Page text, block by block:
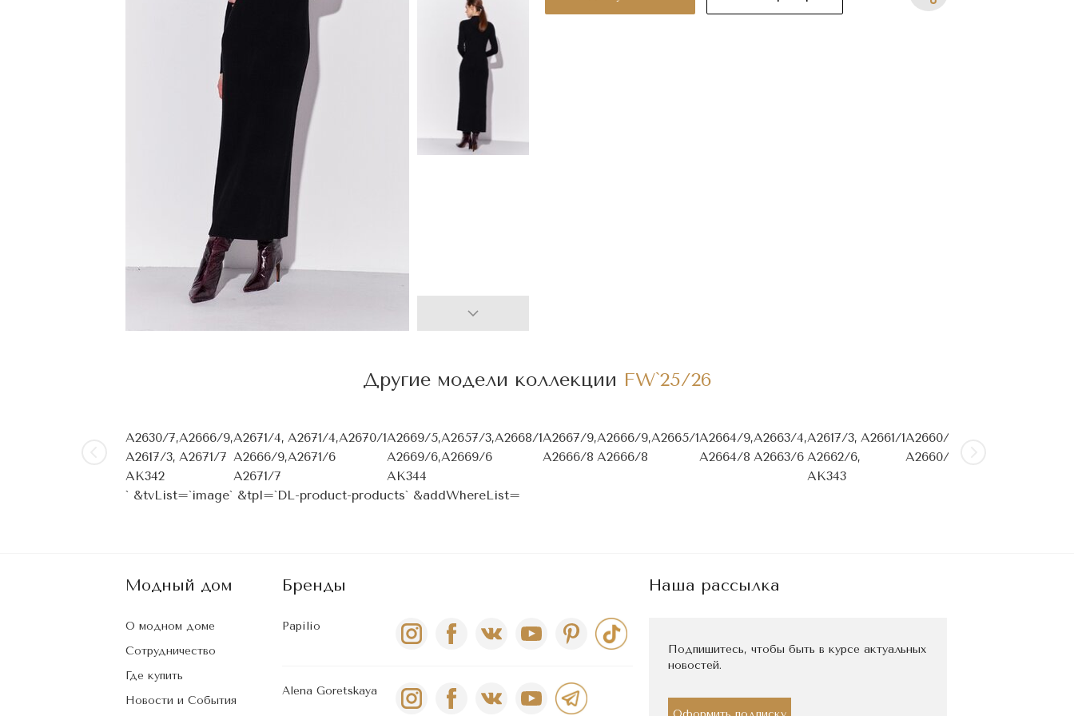
Другие модели коллекции FW`25/26
A2630/7,
A2617/3,
AK342
А2666/9,
A2671/7
A2671/4,
A2666/9,
A2671/7
A2671/4,
A2671/6
A2670/1A2669/5,
A2669/6,
AK344
A2657/3,
A2669/6
A2668/1A2667/9,
A2666/8
A2666/9,
A2666/8
A2665/1A2664/9,
A2664/8
A2663/4,
A2663/6
A2617/3,
A2662/6,
AK343
A2661/1A2660/4,
A2660/6
` &tvList=`image` &tpl=`DL-product-products` &addWhereList=
Модный дом
О модном доме
Сотрудничество
Где купить
Новости и События
Бренды
Papilio
Alena Goretskaya
Наша рассылка
Подпишитесь, чтобы быть в курсе актуальных
новостей.